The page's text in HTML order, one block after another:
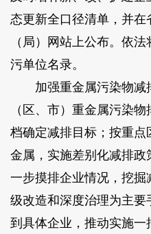
态更新全口径清单，并
（局）网站上公布。依
污单位名录。
加强重金属污染物减
（区、市）重金属污染
档确定减排目标；按重
金属，实施差别化减排
一步摸排企业情况，挖
级改造和深度治理为主
到具体企业，推动实施